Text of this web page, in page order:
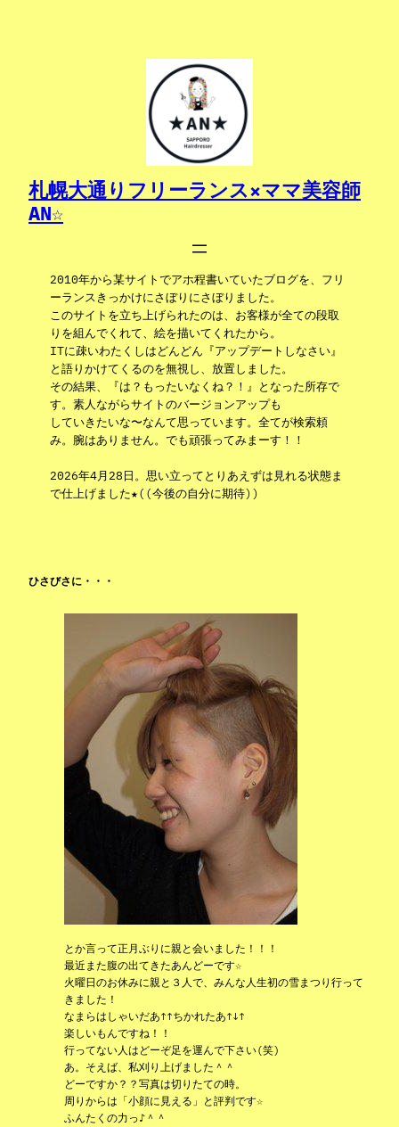
札幌大通りフリーランス×ママ美容師
AN☆
2010年から某サイトでアホ程書いていたブログを、フリ
ーランスきっかけにさぼりにさぼりました。
このサイトを立ち上げられたのは、お客様が全ての段取
りを組んでくれて、絵を描いてくれたから。
ITに疎いわたくしはどんどん『アップデートしなさい』
と語りかけてくるのを無視し、放置しました。
その結果、『は？もったいなくね？！』となった所存で
す。素人ながらサイトのバージョンアップも
していきたいな〜なんて思っています。全てが検索頼
み。腕はありません。でも頑張ってみまーす！！
2026年4月28日。思い立ってとりあえずは見れる状態ま
で仕上げました★((今後の自分に期待))
ひさびさに・・・
とか言って正月ぶりに親と会いました！！！
最近また腹の出てきたあんどーです☆
火曜日のお休みに親と３人で、みんな人生初の雪まつり行って
きました！
なまらはしゃいだあ↑↑ちかれたあ↑↓↑
楽しいもんですね！！
行ってない人はどーぞ足を運んで下さい(笑)
あ。そえば、私刈り上げました＾＾
どーですか？？写真は切りたての時。
周りからは「小顔に見える」と評判です☆
ふんたくの力っ♪＾＾